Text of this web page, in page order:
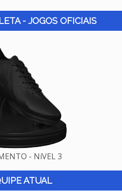
- JOGOS OFICIAIS
- NíVEL 3
ATUAL